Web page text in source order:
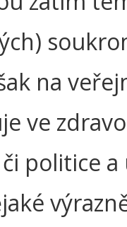
na
ve
politice a